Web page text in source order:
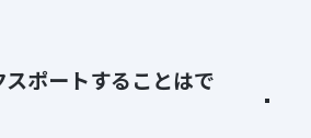
ポートすることはで